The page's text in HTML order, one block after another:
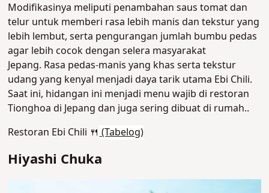
Modifikasinya meliputi penambahan saus tomat dan
telur untuk memberi rasa lebih manis dan tekstur yang
lebih lembut, serta pengurangan jumlah bumbu pedas
agar lebih cocok dengan selera masyarakat
Jepang. Rasa pedas-manis yang khas serta tekstur
udang yang kenyal menjadi daya tarik utama Ebi Chili.
Saat ini, hidangan ini menjadi menu wajib di restoran
Tionghoa di Jepang dan juga sering dibuat di rumah..
Restoran Ebi Chili 🍴(Tabelog)
Hiyashi Chuka